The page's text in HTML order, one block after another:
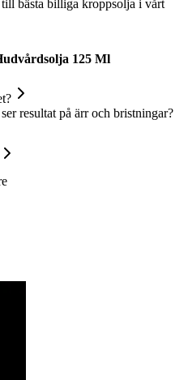
bästa billiga kroppsolja i vårt
125 Ml
resultat på ärr och bristningar?